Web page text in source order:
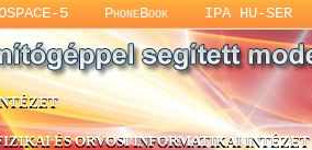
5 PhoneBook IPA HU-SER
ÉS ORVOSI INFORMATIKAI INTÉZET